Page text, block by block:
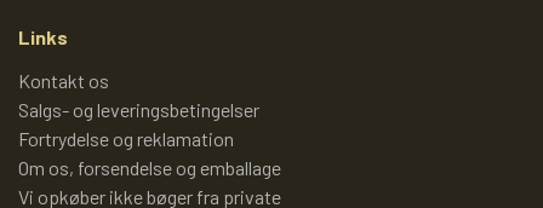
RASMUS KLUMPS PIXI®
JULEKALENDER
Links
Kontakt os
Salgs- og leveringsbetingelser
Fortrydelse og reklamation
Om os, forsendelse og emballage
Vi opkøber ikke bøger fra private